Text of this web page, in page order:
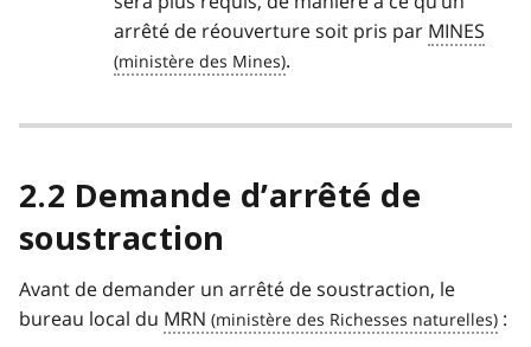
arrêté de réouverture soit pris par MINES
.
2.2 Demande d’arrêté de
soustraction
Avant de demander un arrêté de soustraction, le
bureau local du MRN
: